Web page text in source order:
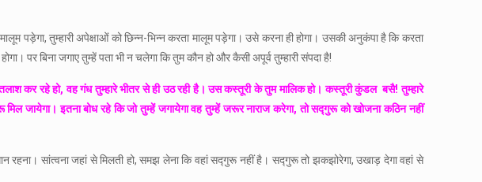
पड़ेगा, तुम्हारी अपेक्षाओं को छिन्न-भिन्न करता मालूम पड़ेगा। उसे करना ही होगा। उसकी अनुकंपा है कि करता
पर बिना जगाए तुम्हें पता भी न चलेगा कि तुम कौन हो और कैसी अपूर्व तुम्हारी संपदा है!
कर रहे हो, वह गंध तुम्हारे भीतर से ही उठ रही है। उस कस्तूरी के तुम मालिक हो। कस्तूरी कुंडल बसै! तुम्हारे
जायेगा। इतना बोध रहे कि जो तुम्हें जगायेगा वह तुम्हें जरूर नाराज करेगा, तो सद्गुरू को खोजना कठिन नहीं
रहना। सांत्वना जहां से मिलती हो, समझ लेना कि वहां सद्गुरू नहीं है। सद्गुरू तो झकझोरेगा, उखाड़ देगा वहां से